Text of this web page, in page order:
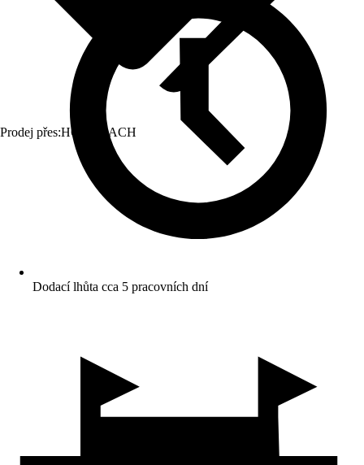
Prodej přes:HORNBACH
Dodací lhůta cca 5 pracovních dní